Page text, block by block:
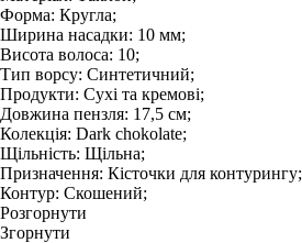
Форма: Кругла;
Ширина насадки: 10 мм;
Висота волоса: 10;
Тип ворсу: Синтетичний;
Продукти: Сухі та кремові;
Довжина пензля: 17,5 см;
Колекція: Dark chokolate;
Щільність: Щільна;
Призначення: Кісточки для контурингу;
Контур: Скошений;
Розгорнути
Згорнути